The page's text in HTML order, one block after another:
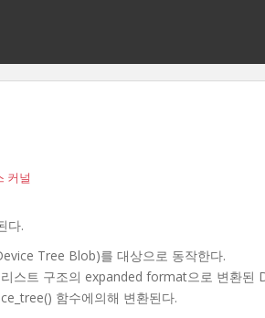
커널
다.
Tree Blob)를 대상으로 동작한다.
스트 구조의 expanded format으로 변환된
함수에의해 변환된다.